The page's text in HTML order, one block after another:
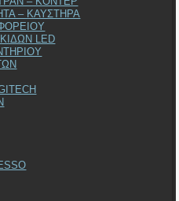
– ΚΑΥΣΤΗΡΑ
LED